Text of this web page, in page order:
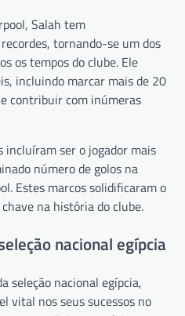
Salah tem
tornando-se um dos
os tempos do clube. Ele
incluindo marcar mais de 20
contribuir com inúmeras
incluíram ser o jogador mais
número de golos na
Estes marcos solidificaram o
na história do clube.
nacional egípcia
seleção nacional egípcia,
vital nos seus sucessos no